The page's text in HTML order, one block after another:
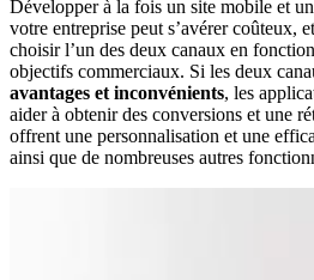
Développer à la fois un site mobile et
votre entreprise peut s’avérer coûteux,
choisir l’un des deux canaux en
objectifs commerciaux. Si les deux
avantages et inconvénients, les
aider à obtenir des conversions et une
offrent une personnalisation et une
ainsi que de nombreuses autres